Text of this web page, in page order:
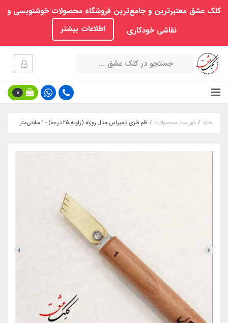
کلک عشق معتبرترین و جامع‌ترین فروشگاه محصولات خوشنویسی و
نقاشی خودکاری
اطلاعات بیشتر
0
خانه فهرست محصولات قلم فلزی نامیراس مدل روزنه (زاویه 25 درجه) - ۱ سانتی‌متر